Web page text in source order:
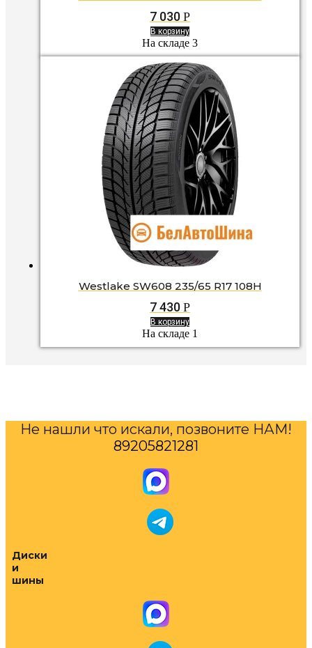
7 030 Р
В корзину
На складе 3
Westlake SW608 235/65 R17 108H
7 430 Р
В корзину
На складе 1
Не нашли что искали, позвоните НАМ!
89205821281
Диски
и
шины